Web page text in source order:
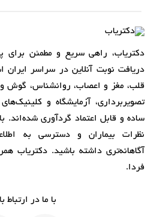
دکتریاب، راهی سریع و مطمئن برای
دریافت نوبت آنلاین در سراسر
قلب، مغز و اعصاب، روانشناس، گوش
تصویربرداری، آزمایشگاه و
ساده و قابل اعتماد گردآوری
نظرات بیماران و دسترسی به
آگاهانه‌تری داشته باشید. دکتریاب
فردا.
با ما در ارتباط